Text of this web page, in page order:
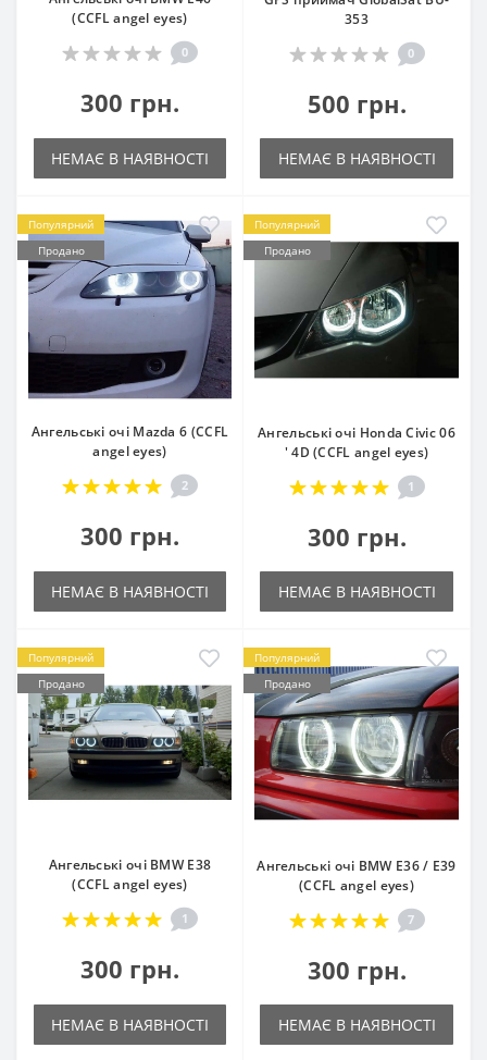
(CCFL angel eyes)
0
300 грн.
НЕМАЄ В НАЯВНОСТІ
353
0
500 грн.
НЕМАЄ В НАЯВНОСТІ
Популярний
Продано
Ангельські очі Mazda 6 (CCFL
angel eyes)
2
300 грн.
НЕМАЄ В НАЯВНОСТІ
Популярний
Продано
Ангельські очі Honda Civic 06
' 4D (CCFL angel eyes)
1
300 грн.
НЕМАЄ В НАЯВНОСТІ
Популярний
Продано
Ангельські очі BMW E38
(CCFL angel eyes)
1
300 грн.
НЕМАЄ В НАЯВНОСТІ
Популярний
Продано
Ангельські очі BMW E36 / E39
(CCFL angel eyes)
7
300 грн.
НЕМАЄ В НАЯВНОСТІ